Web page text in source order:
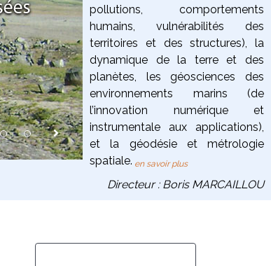
Flotteurs
où le premier
in the Géoazur
born in 2012.
pollutions, comportements
humains, vulnérabilités des
territoires et des structures), la
dynamique de la terre
et des
planètes, lesgéosciences des
environnements marins (de
l’innovation numérique et
instrumentale aux applications),
et la géodésie et métrologie
spatiale. en savoir plus
Directeur : Boris MARCAILLOU